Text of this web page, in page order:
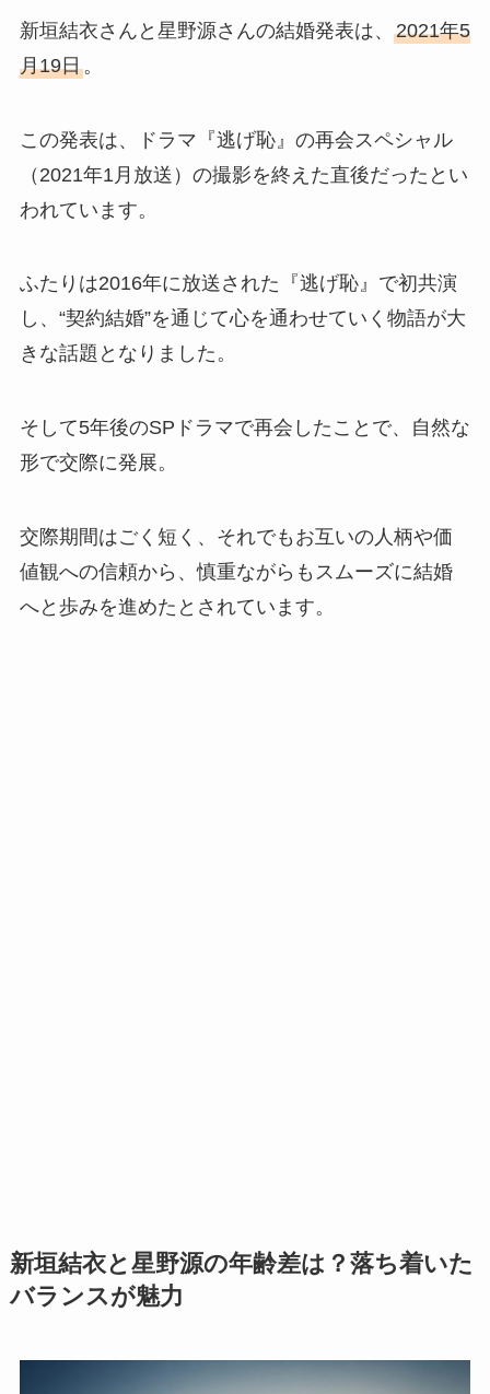
新垣結衣さんと星野源さんの結婚発表は、 2021年5
月19日。
この発表は、ドラマ『逃げ恥』の再会スペシャル
（2021年1月放送）の撮影を終えた直後だったとい
われています。
ふたりは2016年に放送された『逃げ恥』で初共演
し、“契約結婚”を通じて心を通わせていく物語が大
きな話題となりました。
そして5年後のSPドラマで再会したことで、自然な
形で交際に発展。
交際期間はごく短く、それでもお互いの人柄や価
値観への信頼から、慎重ながらもスムーズに結婚
へと歩みを進めたとされています。
新垣結衣と星野源の年齢差は？落ち着いた
バランスが魅力